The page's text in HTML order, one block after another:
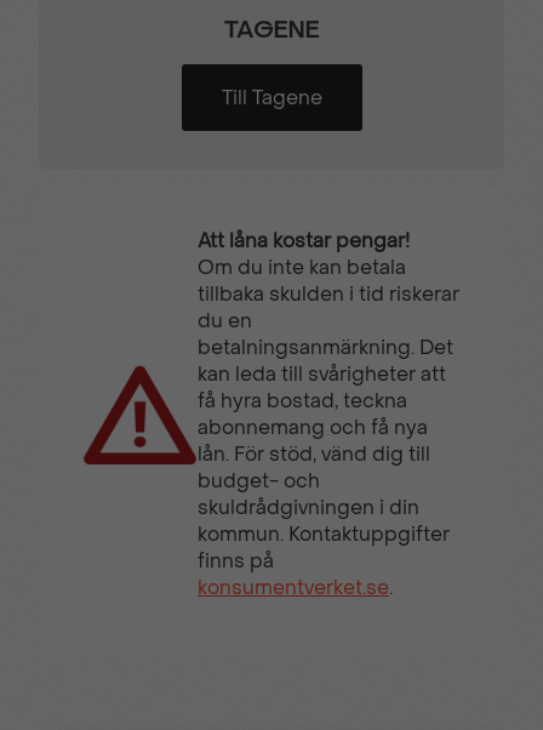
TAGENE
Till Tagene
Att låna kostar pengar!
Om du inte kan betala
tillbaka skulden i tid riskerar
du en
betalningsanmärkning. Det
kan leda till svårigheter att
få hyra bostad, teckna
abonnemang och få nya
lån. För stöd, vänd dig till
budget- och
skuldrådgivningen i din
kommun. Kontaktuppgifter
finns på
konsumentverket.se.